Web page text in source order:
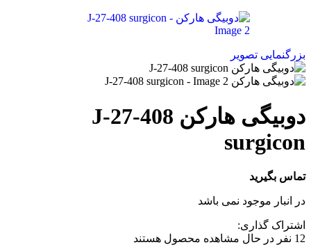
بزرگنمایی تصویر
دوبیگی هارکن J-27-408
surgicon
تماس بگیرید
در انبار موجود نمی باشد
اشتراک گذاری:
12 نفر در حال مشاهده محصول هستند